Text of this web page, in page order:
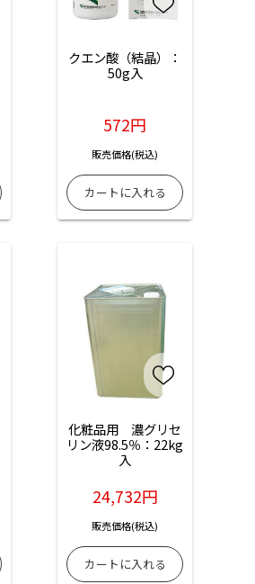
クエン酸（結晶）：
50g入
572円
販売価格(税込)
化粧品用　濃グリセ
リン液98.5％：22kg
入
24,732円
販売価格(税込)